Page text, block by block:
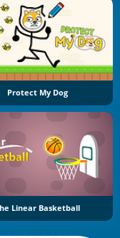
Protect My Dog
Linear Basketball